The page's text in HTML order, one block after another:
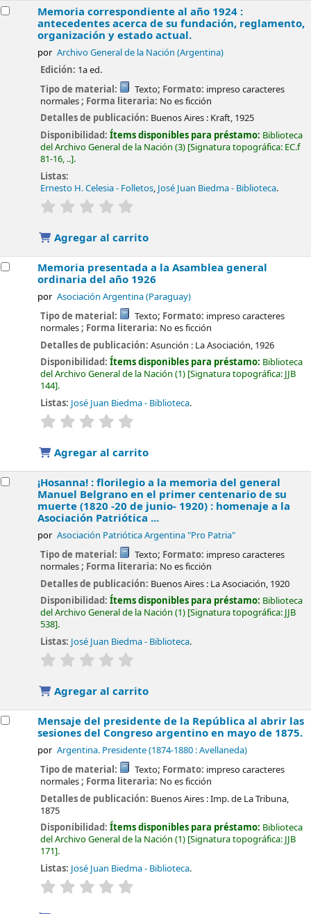
Memoria correspondiente al año 1924 :
antecedentes acerca de su fundación, reglamento,
organización y estado actual.
por Archivo General de la Nación (Argentina)
Edición: 1a ed.
Tipo de material:
Texto; Formato: impreso caracteres
normales; Forma literaria: No es ficción
Detalles de publicación: Buenos Aires : Kraft, 1925
Disponibilidad:Ítems disponibles para préstamo: Biblioteca
del Archivo General de la Nación (3) Signatura topográfica: EC.f
81-16, .. .
Listas:
Ernesto H. Celesia - Folletos, José Juan Biedma - Biblioteca.
valoración
Agregar al carrito
Memoria presentada a la Asamblea general
ordinaria del año 1926
por Asociación Argentina (Paraguay)
Tipo de material: Texto; Formato: impreso caracteres
normales; Forma literaria: No es ficción
Detalles de publicación:Asunción : La Asociación, 1926
Disponibilidad:Ítems disponibles para préstamo: Biblioteca
del Archivo General de la Nación (1) Signatura topográfica: JJB
144 .
Listas: José Juan Biedma - Biblioteca.
valoración
Agregar al carrito
¡Hosanna! : florilegio a la memoria del general
Manuel Belgrano en el primer centenario de su
muerte (1820 -20 de junio- 1920) : homenaje a la
Asociación Patriótica ...
por Asociación Patriótica Argentina "Pro Patria"
Tipo de material: Texto; Formato: impreso caracteres
normales; Forma literaria: No es ficción
Detalles de publicación: Buenos Aires : La Asociación, 1920
Disponibilidad:Ítems disponibles para préstamo: Biblioteca
del Archivo General de la Nación (1) Signatura topográfica: JJB
538 .
Listas: José Juan Biedma - Biblioteca.
valoración
Agregar al carrito
Mensaje del presidente de la República al abrir las
sesiones del Congreso argentino en mayo de 1875.
por Argentina. Presidente (1874-1880 : Avellaneda)
Tipo de material: Texto; Formato: impreso caracteres
normales; Forma literaria: No es ficción
Detalles de publicación: Buenos Aires :Imp. de La Tribuna,
1875
Disponibilidad:Ítems disponibles para préstamo: Biblioteca
del Archivo General de la Nación (1) Signatura topográfica: JJB
171 .
Listas: José Juan Biedma - Biblioteca.
valoración